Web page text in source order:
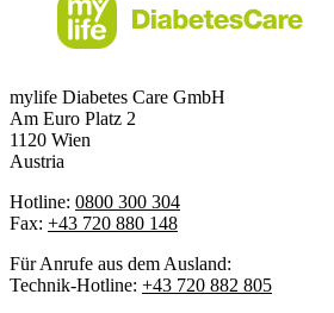
mylife Diabetes Care GmbH
Am Euro Platz 2
1120 Wien
Austria
Hotline: 0800 300 304
Fax: +43 720 880 148
Für Anrufe aus dem Ausland:
Technik-Hotline: +43 720 882 805